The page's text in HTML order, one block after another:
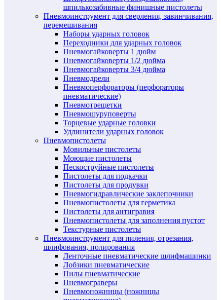
шпилькозабивные финишные пистолеты
Пневмоинструмент для сверления, завинчивания,
перемешивания
Наборы ударных головок
Переходники для ударных головок
Пневмогайковерты 1 дюйм
Пневмогайковерты 1/2 дюйма
Пневмогайковерты 3/4 дюйма
Пневмодрели
Пневмоперфораторы (перфораторы
пневматические)
Пневмотрещетки
Пневмошуруповерты
Торцевые ударные головки
Удлинители ударных головок
Пневмопистолеты
Мовильные пистолеты
Моющие пистолеты
Пескоструйные пистолеты
Пистолеты для подкачки
Пистолеты для продувки
Пневмогидравлические заклепочники
Пневмопистолеты для герметика
Пистолеты для антигравия
Пневмопистолеты для заполнения пустот
Текстурные пистолеты
Пневмоинструмент для пиления, отрезания,
шлифования, полирования
Ленточные пневматические шлифмашинки
Лобзики пневматические
Пилы пневматические
Пневмограверы
Пневмоножницы (ножницы